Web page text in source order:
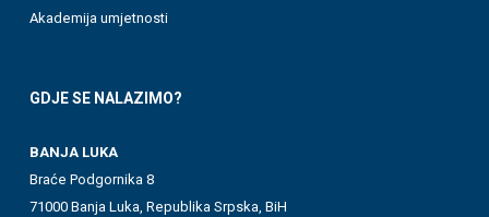
Akademija umjetnosti
GDJE SE NALAZIMO?
BANJA LUKA
Braće Podgornika 8
71000 Banja Luka, Republika Srpska, BiH